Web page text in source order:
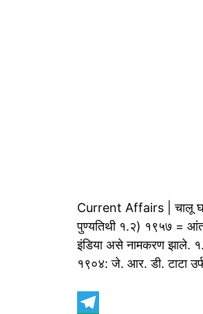
Current Affairs | चालू
पुण्यतिथी १.२) १९५७ =
इंडिया असे नामकरण झाले.
१९०४: जे. आर. डी. टाटा